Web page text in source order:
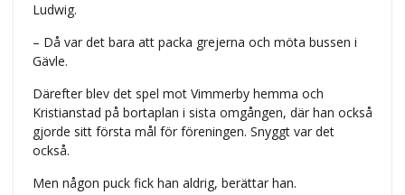
Ludwig.
– Då var det bara att packa grejerna och möta bussen i
Gävle.
Därefter blev det spel mot Vimmerby hemma och
Kristianstad på bortaplan i sista omgången, där han också
gjorde sitt första mål för föreningen. Snyggt var det
också.
Men någon puck fick han aldrig, berättar han.